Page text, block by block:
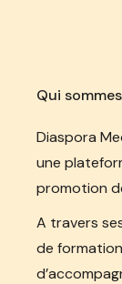
Qui
Diaspora
une
promotion
A travers
de